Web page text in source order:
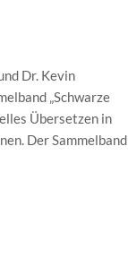
Dr. Kevin
„Schwarze
Übersetzen in
Der Sammelband